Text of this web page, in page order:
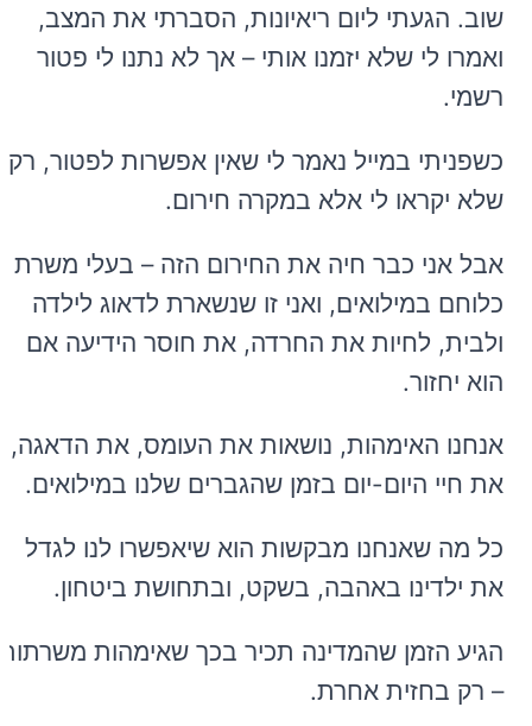
שוב. הגעתי ליום ריאיונות, הסברתי את המצב,
ואמרו לי שלא יזמנו אותי – אך לא נתנו לי פטור
רשמי.
כשפניתי במייל נאמר לי שאין אפשרות לפטור, רק
שלא יקראו לי אלא במקרה חירום.
אבל אני כבר חיה את החירום הזה – בעלי משרת
כלוחם במילואים, ואני זו שנשארת לדאוג לילדה
ולבית, לחיות את החרדה, את חוסר הידיעה אם
הוא יחזור.
אנחנו האימהות, נושאות את העומס, את הדאגה,
את חיי היום-יום בזמן שהגברים שלנו במילואים.
כל מה שאנחנו מבקשות הוא שיאפשרו לנו לגדל
את ילדינו באהבה, בשקט, ובתחושת ביטחון.
הגיע הזמן שהמדינה תכיר בכך שאימהות משרתות
– רק בחזית אחרת.